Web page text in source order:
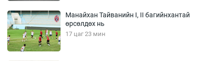
Манайхан Тайванийн I, II багийнхантай
өрсөлдөх нь
17 цаг 23 мин